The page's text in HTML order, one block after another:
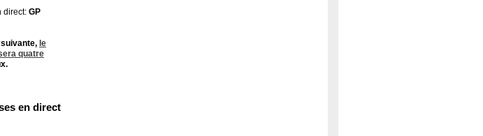
direct: GP
le
quatre
en direct